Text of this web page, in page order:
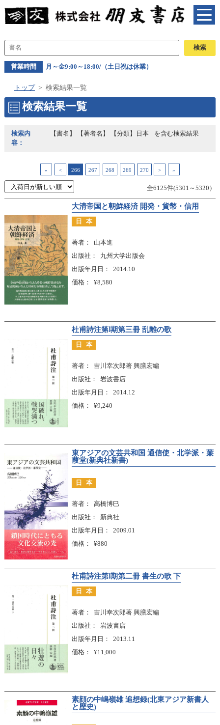
営業時間 月～金9:00～18:00/（土日祝は休業）
トップ 検索結果一覧
検索結果一覧
検索内
容：
【書名】 【著者名】 【分類】日本 を含む検索結果
« < 266 267 268 269 270 > »
全6125件(5301～5320）
大清帝国と朝鮮経済 開発・貨幣・信用
日本
著者
山本進
出版社
九州大学出版会
出版年月日
2014.10
価格
¥8,580
杜甫詩注第Ⅰ期第三冊 乱離の歌
日本
著者
吉川幸次郎著 興膳宏編
出版社
岩波書店
出版年月日
2014.12
価格
¥9,240
東アジアの文芸共和国 通信使・北学派・蒹
葭堂(新典社新書)
日本
著者
高橋博巳
出版社
新典社
出版年月日
2009.01
価格
¥880
杜甫詩注第Ⅰ期第二冊 書生の歌 下
日本
著者
吉川幸次郎著 興膳宏編
出版社
岩波書店
出版年月日
2013.11
価格
¥11,000
素顔の中嶋嶺雄 追想録(北東アジア新書人
と歴史)